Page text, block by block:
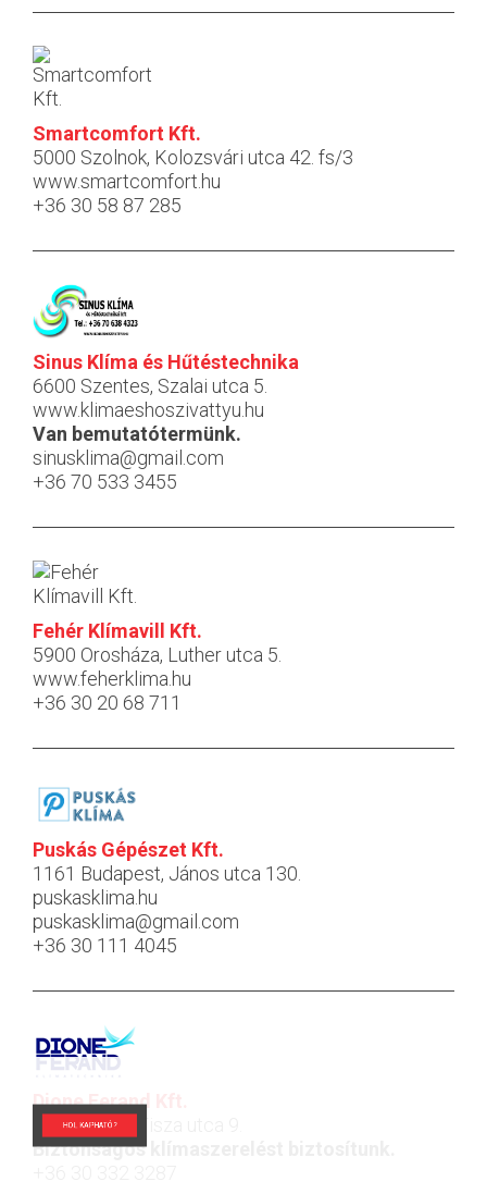
Smartcomfort Kft.
5000 Szolnok, Kolozsvári utca 42. fs/3
www.smartcomfort.hu
+36 30 58 87 285
Sinus Klíma és Hűtéstechnika
6600 Szentes, Szalai utca 5.
www.klimaeshoszivattyu.hu
Van bemutatótermünk.
sinusklima@gmail.com
+36 70 533 3455
Fehér Klímavill Kft.
5900 Orosháza, Luther utca 5.
www.feherklima.hu
+36 30 20 68 711
Puskás Gépészet Kft.
1161 Budapest, János utca 130.
puskasklima.hu
puskasklima@gmail.com
+36 30 111 4045
Dione Ferand Kft.
2049 Diósd, Tisza utca 9.
Biztonságos klímaszerelést biztosítunk.
HOL KAPHATÓ?